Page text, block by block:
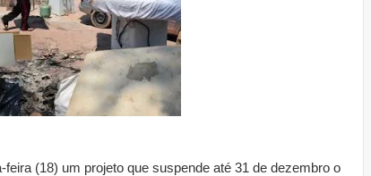
(18) um projeto que suspende até 31 de dezembro o